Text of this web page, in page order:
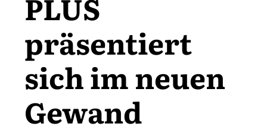
präsentiert
sich im neuen
Gewand